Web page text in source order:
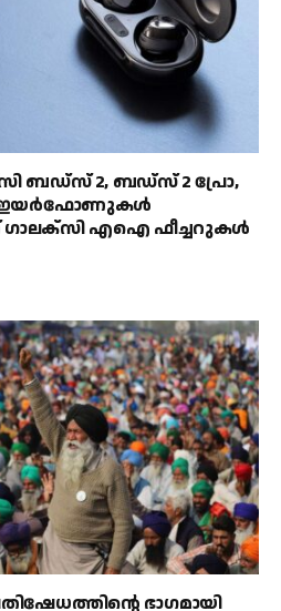
ബഡ്‌സ് 2, ബഡ്‌സ് 2 പ്രോ,
ഗാലക്‌സി എഐ ഫീച്ചറുകൾ
ഭാഗമായി